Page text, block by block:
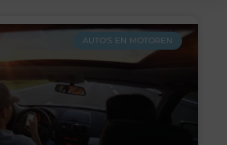
AUTO'S EN MOTOREN